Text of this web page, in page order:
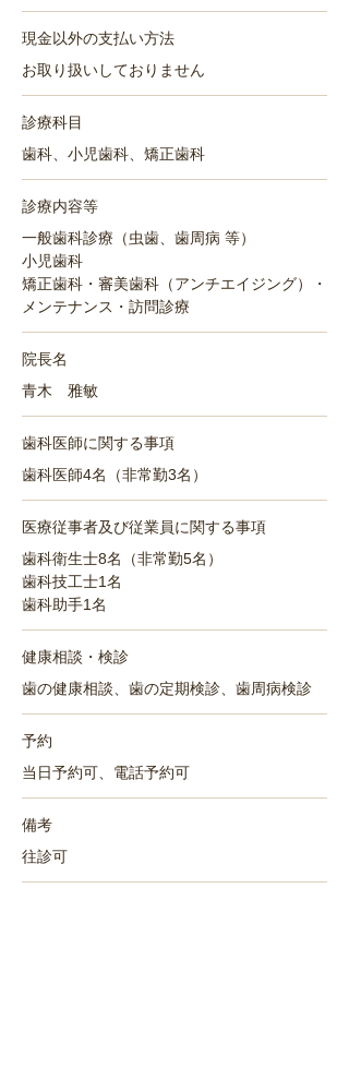
現金以外の支払い方法
お取り扱いしておりません
診療科目
歯科、小児歯科、矯正歯科
診療内容等
一般歯科診療（虫歯、歯周病 等）
小児歯科
矯正歯科・審美歯科（アンチエイジング）・
メンテナンス・訪問診療
院長名
青木 雅敏
歯科医師に関する事項
歯科医師4名（非常勤3名）
医療従事者及び従業員に関する事項
歯科衛生士8名（非常勤5名）
歯科技工士1名
歯科助手1名
健康相談・検診
歯の健康相談、歯の定期検診、歯周病検診
予約
当日予約可、電話予約可
備考
往診可